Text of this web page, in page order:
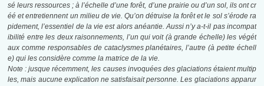
sé leurs ressources ; à l’échelle d’une forêt, d’une prairie ou d’un sol, ils ont cr
éé et entretiennent un milieu de vie. Qu’on détruise la forêt et le sol s’érode ra
pidement, l’essentiel de la vie est alors anéantie. Aussi n’y a-t-il pas incompat
ibilité entre les deux raisonnements, l’un qui voit (à grande échelle) les végét
aux comme responsables de cataclysmes planétaires, l’autre (à petite échell
e) qui les considère comme la matrice de la vie.
Note : jusque récemment, les causes invoquées des glaciations étaient multip
les, mais aucune explication ne satisfaisait personne. Les glaciations apparur